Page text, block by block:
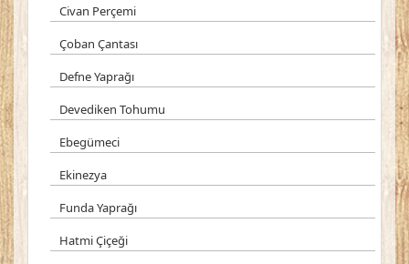
Civan Perçemi
Çoban Çantası
Defne Yaprağı
Devediken Tohumu
Ebegümeci
Ekinezya
Funda Yaprağı
Hatmi Çiçeği